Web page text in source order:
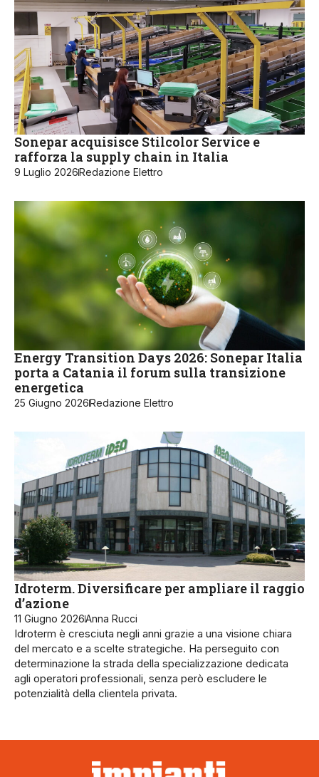
Sonepar acquisisce Stilcolor Service e
rafforza la supply chain in Italia
9 Luglio 2026Redazione Elettro
Energy Transition Days 2026: Sonepar Italia
porta a Catania il forum sulla transizione
energetica
25 Giugno 2026Redazione Elettro
Idroterm. Diversificare per ampliare il raggio
d’azione
11 Giugno 2026Anna Rucci
Idroterm è cresciuta negli anni grazie a una visione chiara
del mercato e a scelte strategiche. Ha perseguito con
determinazione la strada della specializzazione dedicata
agli operatori professionali, senza però escludere le
potenzialità della clientela privata.